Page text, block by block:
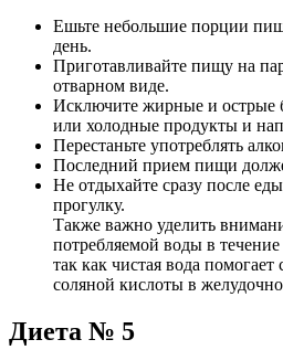
Ешьте небольшие порции
день.
Приготавливайте пищу на
отварном виде.
Исключите жирные и острые
или холодные продукты и
Перестаньте употреблять
Последний прием пищи
Не отдыхайте сразу после
прогулку.
Также важно уделить
потребляемой воды в
так как чистая вода
соляной кислоты в
Диета № 5